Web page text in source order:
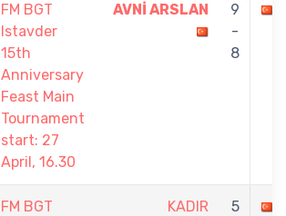
FM BGT
Istavder
15th
Anniversary
Feast Main
Tournament
start: 27
April, 16.30
AVNİ ARSLAN
9
-
8
FM BGT
KADIR
5